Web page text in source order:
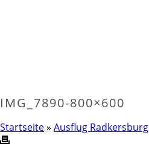
IMG_7890-800×600
Startseite» Ausflug Radkersburg